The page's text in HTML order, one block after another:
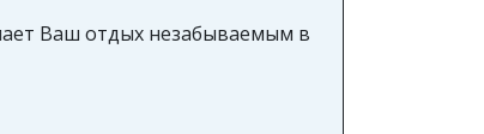
Ваш отдых незабываемым в